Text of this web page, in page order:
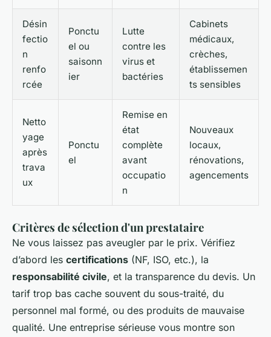
Désin
fectio
n
renfo
rcée
Ponctu
el ou
saisonn
ier
Lutte
contre les
virus et
bactéries
Cabinets
médicaux,
crèches,
établissemen
ts sensibles
Netto
yage
après
trava
ux
Ponctu
el
Remise en
état
complète
avant
occupatio
n
Nouveaux
locaux,
rénovations,
agencements
Critères de sélection d'un prestataire
Ne vous laissez pas aveugler par le prix. Vérifiez
d’abord les certifications (NF, ISO, etc.), la
responsabilité civile, et la transparence du devis. Un
tarif trop bas cache souvent du sous-traité, du
personnel mal formé, ou des produits de mauvaise
qualité. Une entreprise sérieuse vous montre son